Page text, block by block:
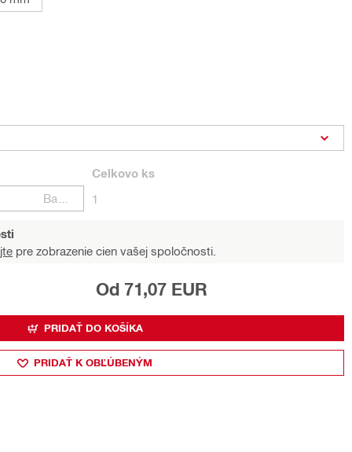
Celkovo ks
1
pre zobrazenie cien vašej spoločnosti.
Od 71,07 EUR
PRIDAŤ DO KOŠÍKA
PRIDAŤ K OBĽÚBENÝM